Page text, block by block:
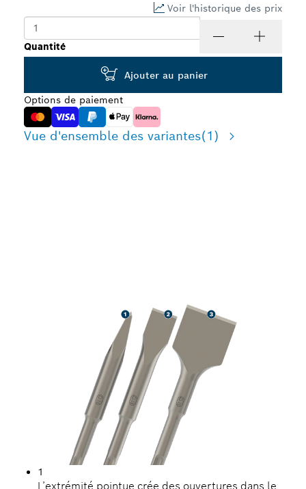
Voir l'historique des prix
Quantité
Ajouter au panier
Options de paiement
Vue d'ensemble des variantes(1)
1
L’extrémité pointue crée des ouvertures dans le